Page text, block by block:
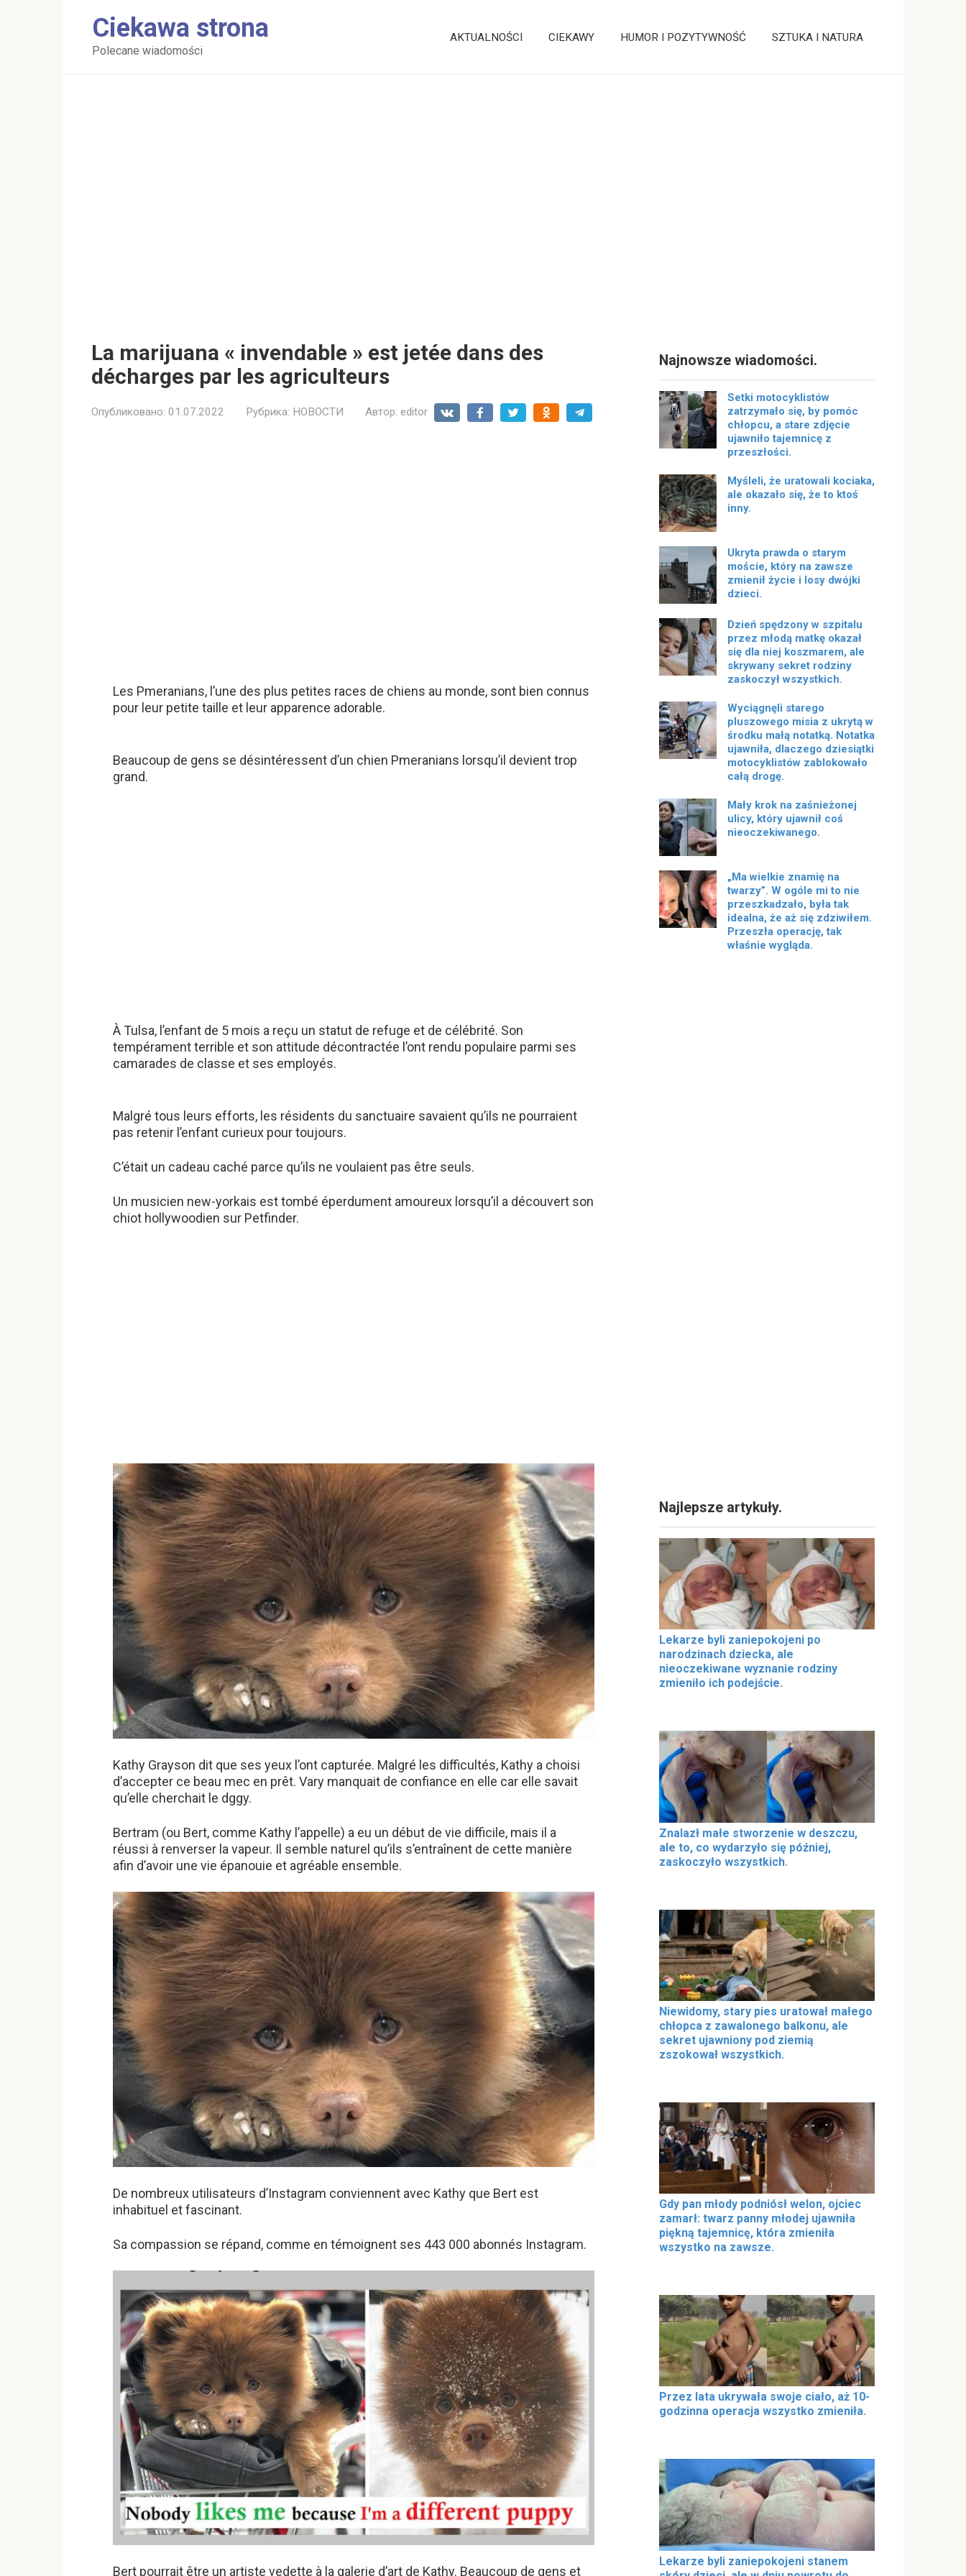
Ciekawa strona
Polecane wiadomości
AKTUALNOŚCI CIEKAWY HUMOR I POZYTYWNOŚĆ SZTUKA I NATURA
La marijuana « invendable » est jetée dans des
décharges par les agriculteurs
Опубликовано: 01.07.2022 Рубрика: НОВОСТИ Автор: editor
Les Pmeranians, l’une des plus petites races de chiens au monde, sont bien connus
pour leur petite taille et leur apparence adorable.
Beaucoup de gens se désintéressent d’un chien Pmeranians lorsqu’il devient trop
grand.
À Tulsa, l’enfant de 5 mois a reçu un statut de refuge et de célébrité. Son
tempérament terrible et son attitude décontractée l’ont rendu populaire parmi ses
camarades de classe et ses employés.
Malgré tous leurs efforts, les résidents du sanctuaire savaient qu’ils ne pourraient
pas retenir l’enfant curieux pour toujours.
C’était un cadeau caché parce qu’ils ne voulaient pas être seuls.
Un musicien new-yorkais est tombé éperdument amoureux lorsqu’il a découvert son
chiot hollywoodien sur Petfinder.
Kathy Grayson dit que ses yeux l’ont capturée. Malgré les difficultés, Kathy a choisi
d’accepter ce beau mec en prêt. Vary manquait de confiance en elle car elle savait
qu’elle cherchait le dggy.
Bertram (ou Bert, comme Kathy l’appelle) a eu un début de vie difficile, mais il a
réussi à renverser la vapeur. Il semble naturel qu’ils s’entraînent de cette manière
afin d’avoir une vie épanouie et agréable ensemble.
De nombreux utilisateurs d’Instagram conviennent avec Kathy que Bert est
inhabituel et fascinant.
Sa compassion se répand, comme en témoignent ses 443 000 abonnés Instagram.
Bert pourrait être un artiste vedette à la galerie d’art de Kathy. Beaucoup de gens et
Najnowsze wiadomości.
Setki motocyklistów
zatrzymało się, by pomóc
chłopcu, a stare zdjęcie
ujawniło tajemnicę z
przeszłości.
Myśleli, że uratowali kociaka,
ale okazało się, że to ktoś
inny.
Ukryta prawda o starym
moście, który na zawsze
zmienił życie i losy dwójki
dzieci.
Dzień spędzony w szpitalu
przez młodą matkę okazał
się dla niej koszmarem, ale
skrywany sekret rodziny
zaskoczył wszystkich.
Wyciągnęli starego
pluszowego misia z ukrytą w
środku małą notatką. Notatka
ujawniła, dlaczego dziesiątki
motocyklistów zablokowało
całą drogę.
Mały krok na zaśnieżonej
ulicy, który ujawnił coś
nieoczekiwanego.
„Ma wielkie znamię na
twarzy”. W ogóle mi to nie
przeszkadzało, była tak
idealna, że ​​aż się zdziwiłem.
Przeszła operację, tak
właśnie wygląda.
Najlepsze artykuły.
Lekarze byli zaniepokojeni po
narodzinach dziecka, ale
nieoczekiwane wyznanie rodziny
zmieniło ich podejście.
Znalazł małe stworzenie w deszczu,
ale to, co wydarzyło się później,
zaskoczyło wszystkich.
Niewidomy, stary pies uratował małego
chłopca z zawalonego balkonu, ale
sekret ujawniony pod ziemią
zszokował wszystkich.
Gdy pan młody podniósł welon, ojciec
zamarł: twarz panny młodej ujawniła
piękną tajemnicę, która zmieniła
wszystko na zawsze.
Przez lata ukrywała swoje ciało, aż 10-
godzinna operacja wszystko zmieniła.
Lekarze byli zaniepokojeni stanem